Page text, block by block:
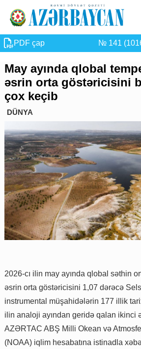
PDF çap № 141
May ayında qlobal
əsrin orta göstəricisini
çox keçib
DÜNYA
2026-cı ilin may ayında qlobal səthin
əsrin orta göstəricisini 1,07 dərəcə
instrumental müşahidələrin 177 illik
ilin analoji ayından geridə qalan ikinci
AZƏRTAC ABŞ Milli Okean və
(NOAA) iqlim hesabatına istinadla